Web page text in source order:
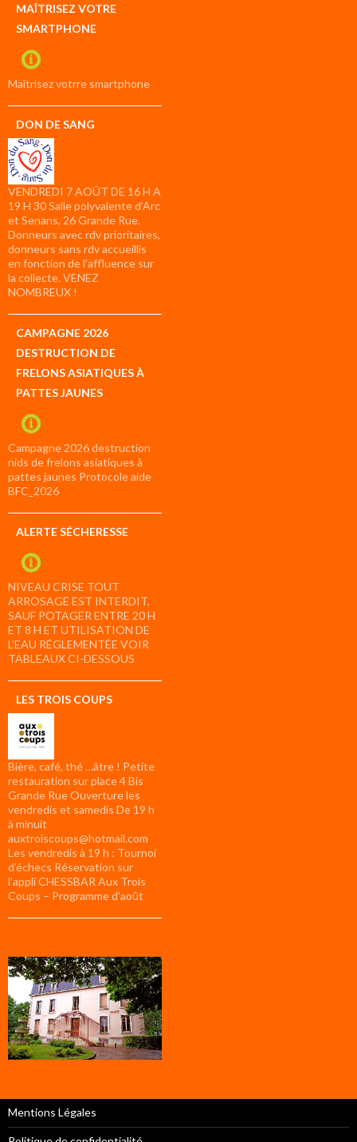
compte
compte
MAÎTRISEZ VOTRE
SMARTPHONE
Maîtrisez votrre smartphone
DON DE SANG
VENDREDI 7 AOÛT DE 16 H A
19 H 30 Salle polyvalente d’Arc
et Senans, 26 Grande Rue.
Donneurs avec rdv prioritaires,
donneurs sans rdv accueillis
en fonction de l’affluence sur
la collecte. VENEZ
NOMBREUX !
CAMPAGNE 2026
DESTRUCTION DE
FRELONS ASIATIQUES À
PATTES JAUNES
Campagne 2026 destruction
nids de frelons asiatiques à
pattes jaunes Protocole aide
BFC_2026
ALERTE SÉCHERESSE
NIVEAU CRISE TOUT
ARROSAGE EST INTERDIT,
SAUF POTAGER ENTRE 20 H
ET 8 H ET UTILISATION DE
L’EAU RÉGLEMENTÉE VOIR
TABLEAUX CI-DESSOUS
LES TROIS COUPS
Bière, café, thé …âtre ! Petite
restauration sur place 4 Bis
Grande Rue Ouverture les
vendredis et samedis De 19 h
à minuit
auxtroiscoups@hotmail.com
Les vendredis à 19 h : Tournoi
d’échecs Réservation sur
l’appli CHESSBAR Aux Trois
Coups – Programme d’août
Mentions Légales